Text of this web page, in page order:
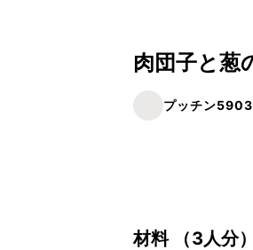
プッチン5903
材料 （3人分）